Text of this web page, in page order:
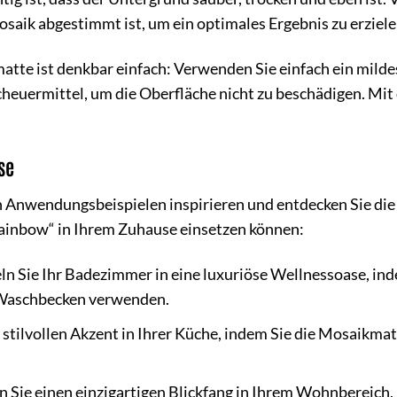
abgestimmt ist, um ein optimales Ergebnis zu
ist denkbar einfach: Verwenden Sie einfach ein
um die Oberfläche nicht zu beschädigen.
Anwendungsbeispielen inspirieren und entdecken Sie
in Ihrem Zuhause einsetzen können:
Sie Ihr Badezimmer in eine luxuriöse Wellnessoase,
verwenden.
Akzent in Ihrer Küche, indem Sie die
Sie einen einzigartigen Blickfang in Ihrem